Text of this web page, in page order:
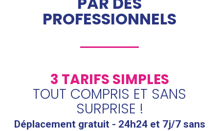
PROFESSIONNELS
3 TARIFS SIMPLES
TOUT COMPRIS ET SANS
SURPRISE !
Déplacement gratuit - 24h24 et 7j/7 sans